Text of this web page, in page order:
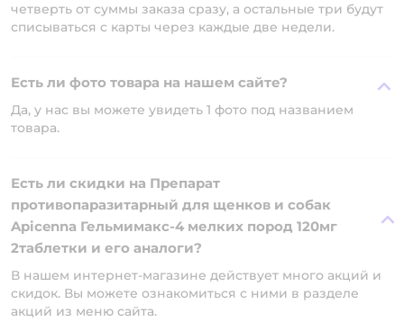
четверть от суммы заказа сразу, а остальные три будут
списываться с карты через каждые две недели.
Есть ли фото товара на нашем сайте?
Да, у нас вы можете увидеть 1 фото под названием
товара.
Есть ли скидки на Препарат
противопаразитарный для щенков и собак
Apicenna Гельмимакс-4 мелких пород 120мг
2таблетки и его аналоги?
В нашем интернет-магазине действует много акций и
скидок. Вы можете ознакомиться с ними в разделе
акций из меню сайта.